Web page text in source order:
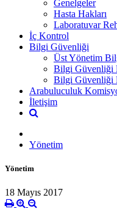
Genelgeler
Hasta Hakları
Laboratuvar
İç Kontrol
Bilgi Güvenliği
Üst Yönetim
Bilgi Güvenliği
Bilgi Güvenliği
Arabuluculuk
İletişim
Yönetim
Yönetim
18 Mayıs 2017